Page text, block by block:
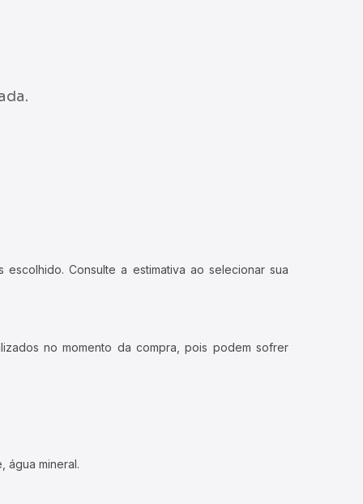
Consulte a estimativa ao selecionar sua
no momento da compra, pois podem sofrer
água mineral.